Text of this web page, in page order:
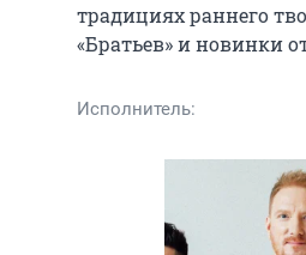
традициях раннего
«Братьев» и новинки
Исполнитель: